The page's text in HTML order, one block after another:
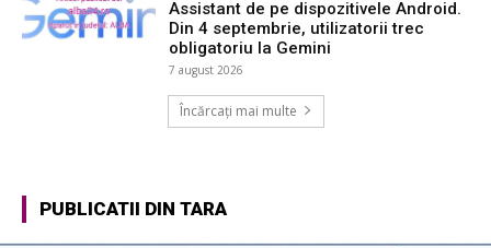
Assistant de pe dispozitivele Android.
Din 4 septembrie, utilizatorii trec
obligatoriu la Gemini
7 august 2026
Încărcați mai multe
PUBLICATII DIN TARA